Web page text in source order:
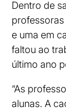
Dentro de
e uma em
faltou ao
último ano
“As
alunas. A